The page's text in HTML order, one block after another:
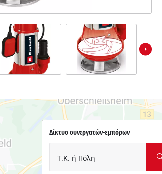
Δίκτυο συνεργατών-εμπόρων
Τ.Κ. ή Πόλη